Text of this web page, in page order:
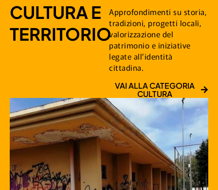
CULTURA E
TERRITORIO
Approfondimenti su storia,
tradizioni, progetti locali,
valorizzazione del
patrimonio e iniziative
legate all’identità
cittadina.
VAI ALLA CATEGORIA
CULTURA